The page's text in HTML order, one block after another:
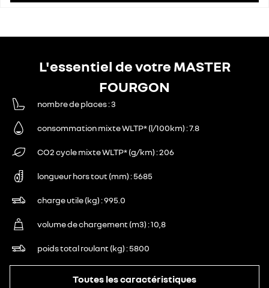
L'essentiel de votre MASTER
FOURGON
nombre de places 3
consommation mixte WLTP* (l/100km) 7.8
CO2 cycle mixte WLTP* (g/km) 206
longueur hors tout (mm) 5685
charge utile (kg) 995.0
volume de chargement (m3) 10,8
poids total roulant (kg) 5800
Toutes les caractéristiques